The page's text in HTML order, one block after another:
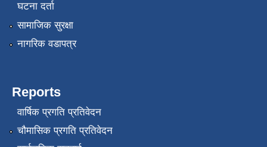
घटना दर्ता
सामाजिक सुरक्षा
नागरिक वडापत्र
Reports
वार्षिक प्रगति प्रतिवेदन
चौमासिक प्रगति प्रतिवेदन